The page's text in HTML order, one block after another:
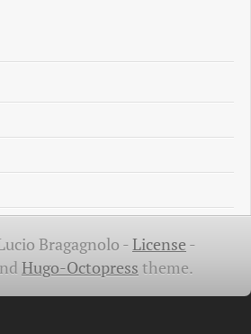
Bragagnolo -License -
Hugo-Octopress theme.